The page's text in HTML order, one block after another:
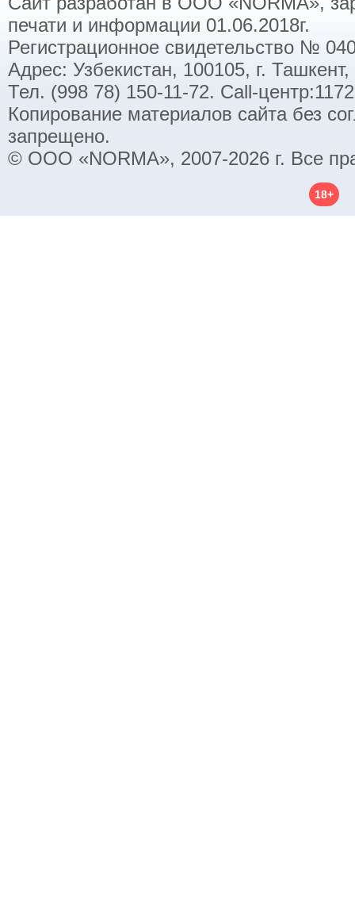
печати и информации 01.06.2018г.
Регистрационное свидетельство №
Адрес: Узбекистан, 100105, г.
Тел. (998 78) 150-11-72. Call-
Копирование материалов сайта без
запрещено.
© ООО «NORMA», 2007-2026 г. Все
18+